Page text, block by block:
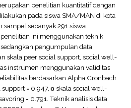
penelitian kuantitatif dengan
pada siswa SMA/MAN di kota
sebanyak 291 siswa.
ini menggunakan teknik
pengumpulan data
skala peer social support, social well-
instrumen menggunakan validitas
berdasarkan Alpha Cronbach
= 0.947, α skala social well-
= 0.791. Teknik analisis data